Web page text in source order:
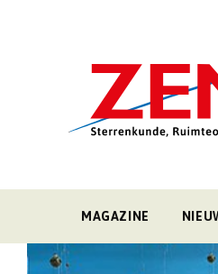
MAGAZINE